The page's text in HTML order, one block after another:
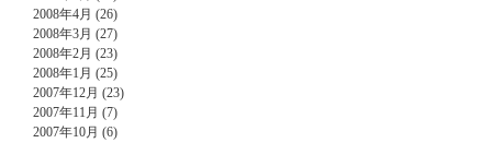
2008年4月 (26)
2008年3月 (27)
2008年2月 (23)
2008年1月 (25)
2007年12月 (23)
2007年11月 (7)
2007年10月 (6)